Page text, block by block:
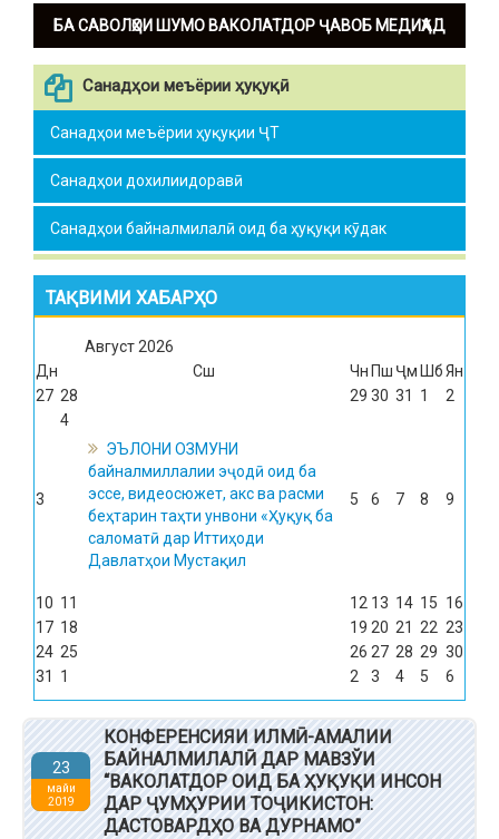
БА САВОЛҲОИ ШУМО ВАКОЛАТДОР ҶАВОБ МЕДИҲАД
Санадҳои меъёрии ҳуқуқӣ
Санадҳои меъёрии ҳуқуқии ҶТ
Санадҳои дохилиидоравӣ
Санадҳои байналмилалӣ оид ба ҳуқуқи кӯдак
ТАҚВИМИ ХАБАРҲО
Август2026
Дн
Сш Чн Пш Ҷм ШбЯн
27 28 29 30 31 1 2
3
4
ЭЪЛОНИ ОЗМУНИ
байналмиллалии эҷодӣ оид ба
эссе, видеосюжет, акс ва расми
беҳтарин таҳти унвони «Ҳуқуқ ба
саломатӣ дар Иттиҳоди
Давлатҳои Мустақил
5 6 7 8 9
10 11 12 13 14 15 16
17 18 19 20 21 22 23
24 25 26 27 28 29 30
31
1 2 3 4 5 6
23
майи
2019
КОНФЕРЕНСИЯИ ИЛМӢ-АМАЛИИ
БАЙНАЛМИЛАЛӢ ДАР МАВЗЎИ
“ВАКОЛАТДОР ОИД БА ҲУҚУҚИ ИНСОН
ДАР ҶУМҲУРИИ ТОҶИКИСТОН:
ДАСТОВАРДҲО ВА ДУРНАМО”